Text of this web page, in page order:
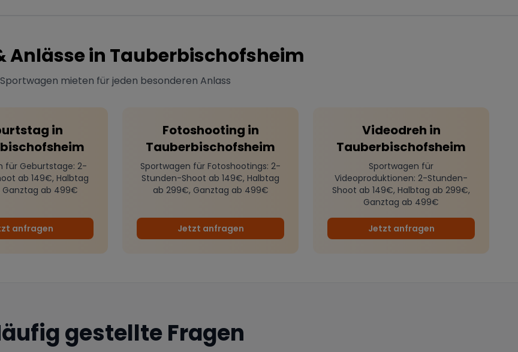
Anlässe in Tauberbischofsheim
Sportwagen mieten für jeden besonderen Anlass
in
für Geburtstage: 2-
ab 149€, Halbtag
Ganztag ab 499€
anfragen
Fotoshooting in
Tauberbischofsheim
Sportwagen für Fotoshootings: 2-
Stunden-Shoot ab 149€, Halbtag
ab 299€, Ganztag ab 499€
Jetzt anfragen
Videodreh in
Tauberbischofsheim
Sportwagen für
Videoproduktionen: 2-Stunden-
Shoot ab 149€, Halbtag ab 299€,
Ganztag ab 499€
Jetzt anfragen
gestellte Fragen